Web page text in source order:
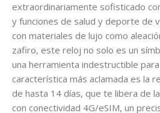
extraordinariamente sofisticado
y funciones de salud y deporte de
con materiales de lujo como
zafiro, este reloj no solo es un
una herramienta indestructible para
característica más aclamada es la
de hasta 14 días, que te libera de
con conectividad 4G/eSIM, un